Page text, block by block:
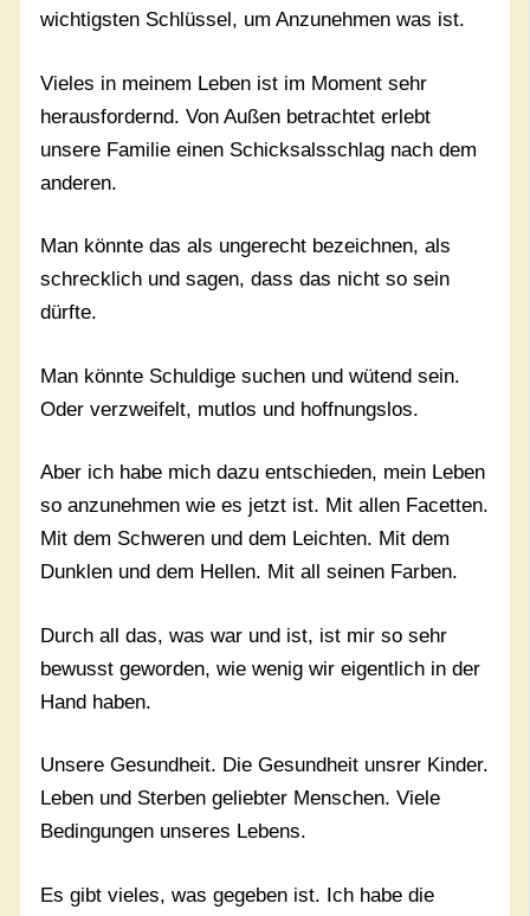
wichtigsten Schlüssel, um Anzunehmen was ist.
Vieles in meinem Leben ist im Moment sehr
herausfordernd. Von Außen betrachtet erlebt
unsere Familie einen Schicksalsschlag nach dem
anderen.
Man könnte das als ungerecht bezeichnen, als
schrecklich und sagen, dass das nicht so sein
dürfte.
Man könnte Schuldige suchen und wütend sein.
Oder verzweifelt, mutlos und hoffnungslos.
Aber ich habe mich dazu entschieden, mein Leben
so anzunehmen wie es jetzt ist. Mit allen Facetten.
Mit dem Schweren und dem Leichten. Mit dem
Dunklen und dem Hellen. Mit all seinen Farben.
Durch all das, was war und ist, ist mir so sehr
bewusst geworden, wie wenig wir eigentlich in der
Hand haben.
Unsere Gesundheit. Die Gesundheit unsrer Kinder.
Leben und Sterben geliebter Menschen. Viele
Bedingungen unseres Lebens.
Es gibt vieles, was gegeben ist. Ich habe die